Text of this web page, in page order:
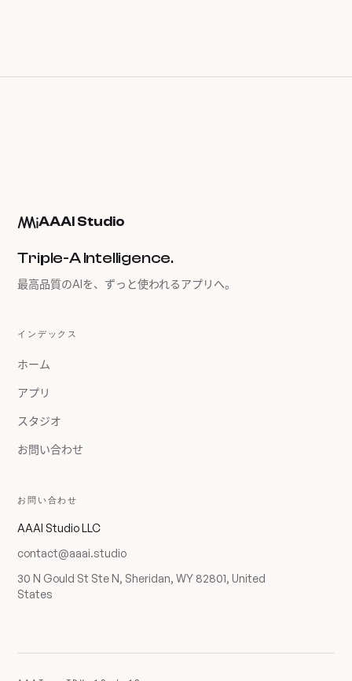
AAAI Studio
Triple-A Intelligence.
最高品質のAIを、ずっと使われるアプリへ。
インデックス
ホーム
アプリ
スタジオ
お問い合わせ
お問い合わせ
AAAI Studio LLC
contact@aaai.studio
30 N Gould St Ste N, Sheridan, WY 82801, United
States